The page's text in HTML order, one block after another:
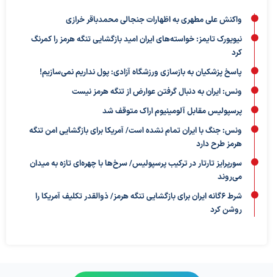
واکنش علی مطهری به اظهارات جنجالی محمدباقر خرازی
نیویورک تایمز: خواسته‌های ایران امید بازگشایی تنگه هرمز را کمرنگ
کرد
پاسخ پزشکیان به بازسازی ورزشگاه آزادی: پول نداریم نمی‌سازیم!
ونس: ایران به دنبال گرفتن عوارض از تنگه هرمز نیست
پرسپولیس مقابل آلومینیوم اراک متوقف شد
ونس: جنگ با ایران تمام نشده است/ آمریکا برای بازگشایی امن تنگه
هرمز طرح دارد
سورپرایز تارتار در ترکیب پرسپولیس/ سرخ‌ها با چهره‌ای تازه به میدان
می‌روند
شرط ۶گانه ایران برای بازگشایی تنگه هرمز/ ذوالقدر تکلیف آمریکا را
روشن کرد